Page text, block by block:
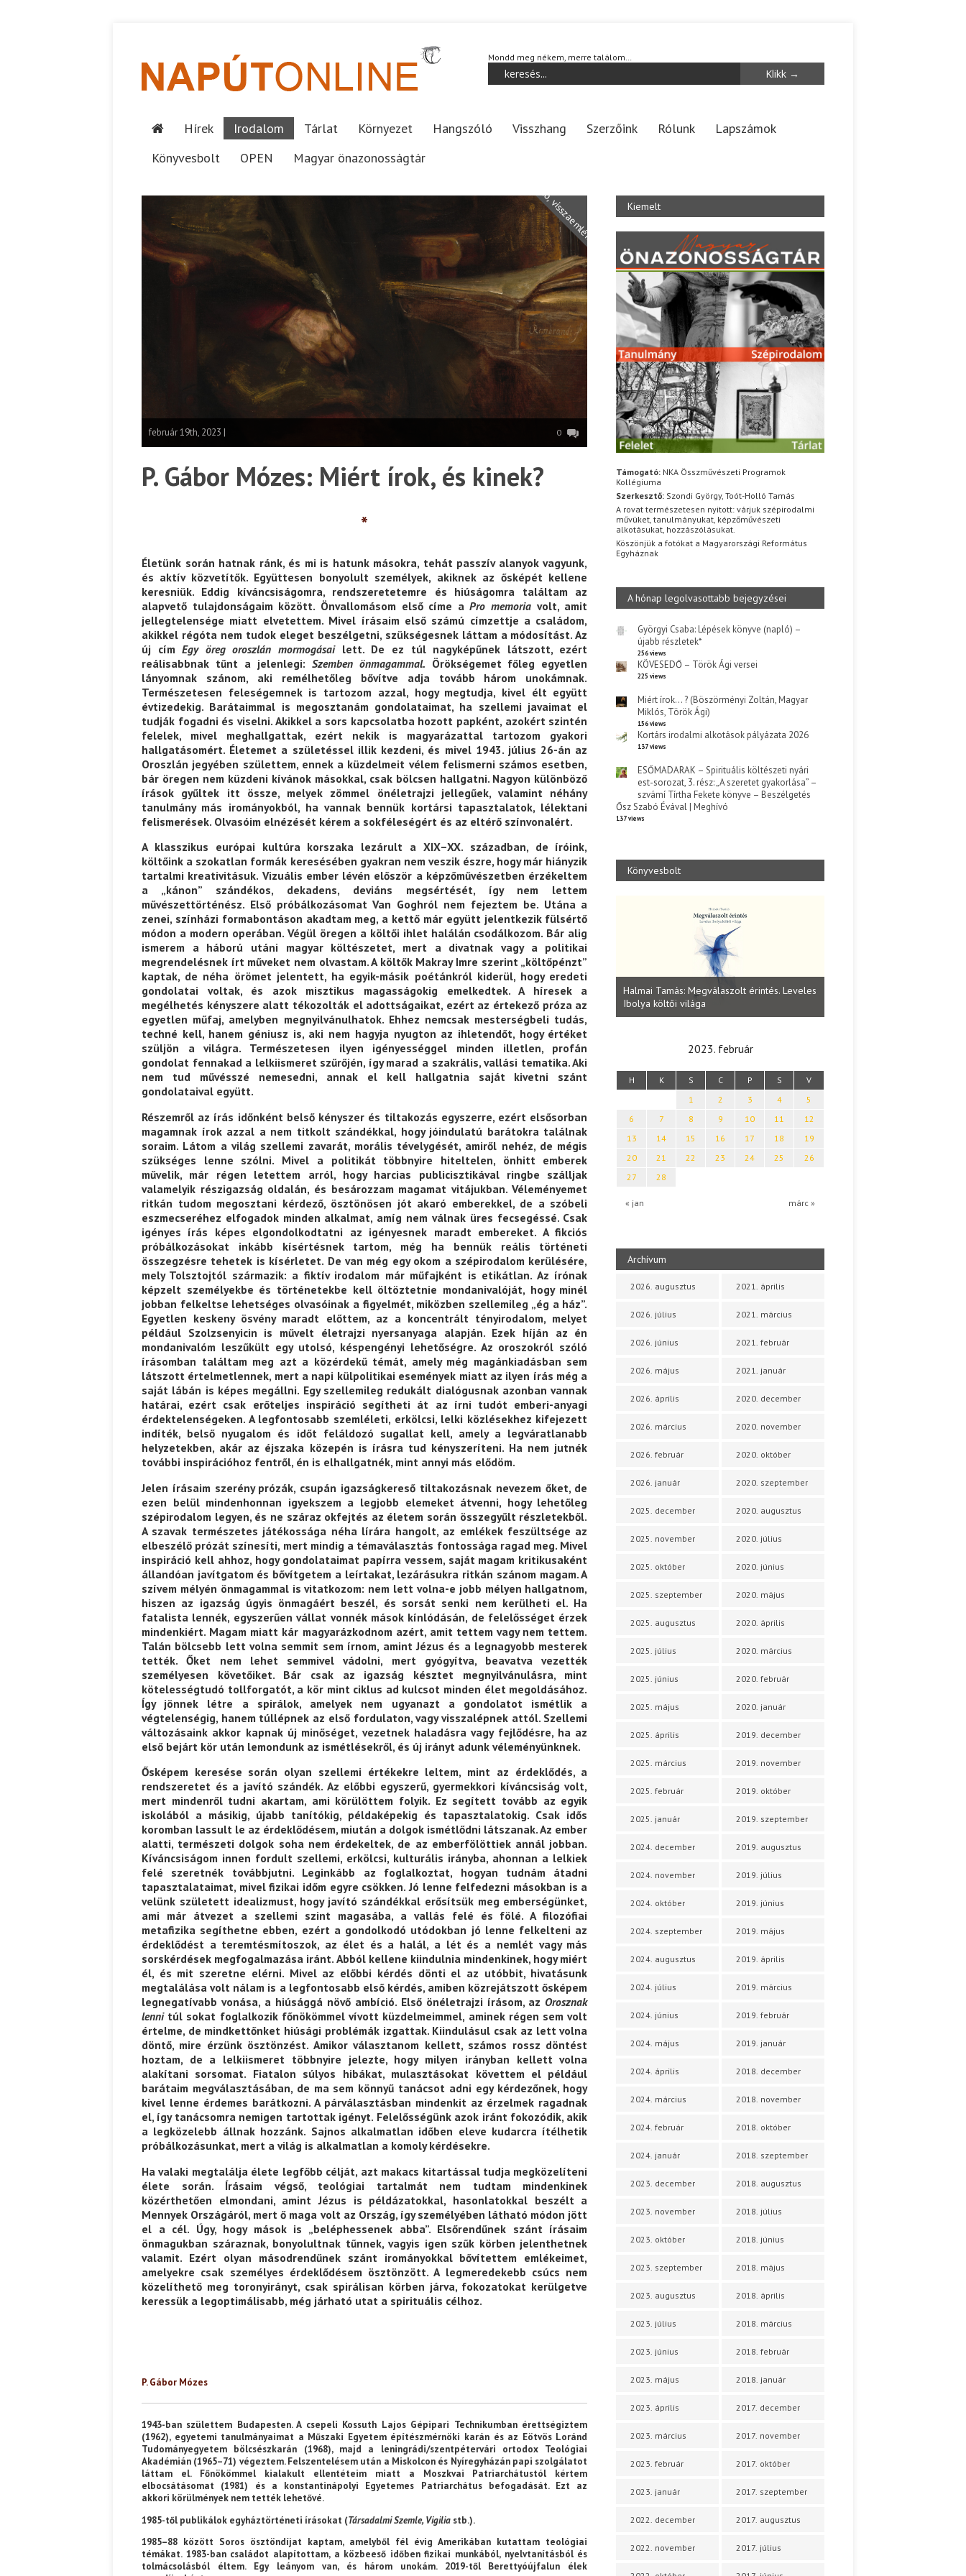
Mondd meg nékem, merre találom…
Hírek Irodalom Tárlat Környezet Hangszóló Visszhang Szerzőink Rólunk
Lapszámok
Könyvesbolt
OPEN Magyar önazonosságtár
Napló, visszaemlékezés
február 19th, 2023 | 0
P. Gábor Mózes: Miért írok, és kinek?
*
Életünk során hatnak ránk, és mi is hatunk másokra, tehát passzív alanyok vagyunk,
és aktív közvetítők. Együttesen bonyolult személyek, akiknek az ősképét kellene
keresniük. Eddig kíváncsiságomra, rendszeretetemre és hiúságomra találtam az
alapvető tulajdonságaim között. Önvallomásom első címe aPro memoria volt, amit
jellegtelensége miatt elvetettem. Mivel írásaim első számú címzettje a családom,
akikkel régóta nem tudok eleget beszélgetni, szükségesnek láttam a módosítást. Az
új címEgy öreg oroszlán mormogásailett. De ez túl nagyképűnek látszott, ezért
reálisabbnak tűnt a jelenlegi: Szemben önmagammal. Örökségemet főleg egyetlen
lányomnak szánom, aki remélhetőleg bővítve adja tovább három unokámnak.
Természetesen feleségemnek is tartozom azzal, hogy megtudja, kivel élt együtt
évtizedekig. Barátaimmal is megosztanám gondolataimat, ha szellemi javaimat el
tudják fogadni és viselni. Akikkel a sors kapcsolatba hozott papként, azokért szintén
felelek, mivel meghallgattak, ezért nekik is magyarázattal tartozom gyakori
hallgatásomért. Életemet a születéssel illik kezdeni, és mivel 1943. július 26-án az
Oroszlán jegyében születtem, ennek a küzdelmeit vélem felismerni számos esetben,
bár öregen nem küzdeni kívánok másokkal, csak bölcsen hallgatni. Nagyon különböző
írások gyűltek itt össze, melyek zömmel önéletrajzi jellegűek, valamint néhány
tanulmány más irományokból, ha vannak bennük kortársi tapasztalatok, lélektani
felismerések. Olvasóim elnézését kérem a sokféleségért és az eltérő színvonalért.
A klasszikus európai kultúra korszaka lezárult a XIX–XX. században, de íróink,
költőink a szokatlan formák keresésében gyakran nem veszik észre, hogy már hiányzik
tartalmi kreativitásuk. Vizuális ember lévén először a képzőművészetben érzékeltem
a „kánon” szándékos, dekadens, deviáns megsértését, így nem lettem
művészettörténész. Első próbálkozásomat Van Goghról nem fejeztem be. Utána a
zenei, színházi formabontáson akadtam meg, a kettő már együtt jelentkezik fülsértő
módon a modern operában. Végül öregen a költői ihlet halálán csodálkozom. Bár alig
ismerem a háború utáni magyar költészetet, mert a divatnak vagy a politikai
megrendelésnek írt műveket nem olvastam. A költők Makray Imre szerint „költőpénzt”
kaptak, de néha örömet jelentett, ha egyik-másik poétánkról kiderül, hogy eredeti
gondolatai voltak, és azok misztikus magasságokig emelkedtek. A híresek a
megélhetés kényszere alatt tékozolták el adottságaikat, ezért az értekező próza az
egyetlen műfaj, amelyben megnyilvánulhatok. Ehhez nemcsak mesterségbeli tudás,
techné kell, hanem géniusz is, aki nem hagyja nyugton az ihletendőt, hogy értéket
szüljön a világra. Természetesen ilyen igényességgel minden illetlen, profán
gondolat fennakad a lelkiismeret szűrőjén, így marad a szakrális, vallási tematika. Aki
nem tud művésszé nemesedni, annak el kell hallgatnia saját kivetni szánt
gondolataival együtt.
Részemről az írás időnként belső kényszer és tiltakozás egyszerre, ezért elsősorban
magamnak írok azzal a nem titkolt szándékkal, hogy jóindulatú barátokra találnak
soraim. Látom a világ szellemi zavarát, morális tévelygését, amiről nehéz, de mégis
szükséges lenne szólni. Mivel a politikát többnyire hiteltelen, önhitt emberek
művelik, már régen letettem arról, hogy harcias publicisztikával ringbe szálljak
valamelyik részigazság oldalán, és besározzam magamat vitájukban. Véleményemet
ritkán tudom megosztani kérdező, ösztönösen jót akaró emberekkel, de a szóbeli
eszmecseréhez elfogadok minden alkalmat, amíg nem válnak üres fecsegéssé. Csak
igényes írás képes elgondolkodtatni az igényesnek maradt embereket. A fikciós
próbálkozásokat inkább kísértésnek tartom, még ha bennük reális történeti
összegzésre tehetek is kísérletet. De van még egy okom a szépirodalom kerülésére,
mely Tolsztojtól származik: a fiktív irodalom már műfajként is etikátlan. Az írónak
képzelt személyekbe és történetekbe kell öltöztetnie mondanivalóját, hogy minél
jobban felkeltse lehetséges olvasóinak a figyelmét, miközben szellemileg „ég a ház”.
Egyetlen keskeny ösvény maradt előttem, az a koncentrált tényirodalom, melyet
például Szolzsenyicin is művelt életrajzi nyersanyaga alapján. Ezek híján az én
mondanivalóm leszűkült egy utolsó, késpengényi lehetőségre. Az oroszokról szóló
írásomban találtam meg azt a közérdekű témát, amely még magánkiadásban sem
látszott értelmetlennek, mert a napi külpolitikai események miatt az ilyen írás még a
saját lábán is képes megállni. Egy szellemileg redukált dialógusnak azonban vannak
határai, ezért csak erőteljes inspiráció segítheti át az írni tudót emberi-anyagi
érdektelenségeken. A legfontosabb szemléleti, erkölcsi, lelki közlésekhez kifejezett
indíték, belső nyugalom és időt feláldozó sugallat kell, amely a legváratlanabb
helyzetekben, akár az éjszaka közepén is írásra tud kényszeríteni. Ha nem jutnék
további inspirációhoz fentről, én is elhallgatnék, mint annyi más elődöm.
Jelen írásaim szerény prózák, csupán igazságkereső tiltakozásnak nevezem őket, de
ezen belül mindenhonnan igyekszem a legjobb elemeket átvenni, hogy lehetőleg
szépirodalom legyen, és ne száraz okfejtés az életem során összegyűlt részletekből.
A szavak természetes játékossága néha lírára hangolt, az emlékek feszültsége az
elbeszélő prózát színesíti, mert mindig a témaválasztás fontossága ragad meg. Mivel
inspiráció kell ahhoz, hogy gondolataimat papírra vessem, saját magam kritikusaként
állandóan javítgatom és bővítgetem a leírtakat, lezárásukra ritkán szánom magam. A
szívem mélyén önmagammal is vitatkozom: nem lett volna-e jobb mélyen hallgatnom,
hiszen az igazság úgyis önmagáért beszél, és sorsát senki nem kerülheti el. Ha
fatalista lennék, egyszerűen vállat vonnék mások kínlódásán, de felelősséget érzek
mindenkiért. Magam miatt kár magyarázkodnom azért, amit tettem vagy nem tettem.
Talán bölcsebb lett volna semmit sem írnom, amint Jézus és a legnagyobb mesterek
tették. Őket nem lehet semmivel vádolni, mert gyógyítva, beavatva vezették
személyesen követőiket. Bár csak az igazság késztet megnyilvánulásra, mint
kötelességtudó tollforgatót, a kör mint ciklus ad kulcsot minden élet megoldásához.
Így jönnek létre a spirálok, amelyek nem ugyanazt a gondolatot ismétlik a
végtelenségig, hanem túllépnek az első fordulaton, vagy visszalépnek attól. Szellemi
változásaink akkor kapnak új minőséget, vezetnek haladásra vagy fejlődésre, ha az
első bejárt kör után lemondunk az ismétlésekről, és új irányt adunk véleményünknek.
Ősképem keresése során olyan szellemi értékekre leltem, mint az érdeklődés, a
rendszeretet és a javító szándék. Az előbbi egyszerű, gyermekkori kíváncsiság volt,
mert mindenről tudni akartam, ami körülöttem folyik. Ez segített tovább az egyik
iskolából a másikig, újabb tanítókig, példaképekig és tapasztalatokig. Csak idős
koromban lassult le az érdeklődésem, miután a dolgok ismétlődni látszanak. Az ember
alatti, természeti dolgok soha nem érdekeltek, de az emberfölöttiek annál jobban.
Kíváncsiságom innen fordult szellemi, erkölcsi, kulturális irányba, ahonnan a lelkiek
felé szeretnék továbbjutni. Leginkább az foglalkoztat, hogyan tudnám átadni
tapasztalataimat, mivel fizikai időm egyre csökken. Jó lenne felfedezni másokban is a
velünk született idealizmust, hogy javító szándékkal erősítsük meg emberségünket,
ami már átvezet a szellemi szint magasába, a vallás felé és fölé. A filozófiai
metafizika segíthetne ebben, ezért a gondolkodó utódokban jó lenne felkelteni az
érdeklődést a teremtésmítoszok, az élet és a halál, a lét és a nemlét vagy más
sorskérdések megfogalmazása iránt. Abból kellene kiindulnia mindenkinek, hogy miért
él, és mit szeretne elérni. Mivel az előbbi kérdés dönti el az utóbbit, hivatásunk
megtalálása volt nálam is a legfontosabb első kérdés, amiben közrejátszott ősképem
legnegatívabb vonása, a hiúsággá növő ambíció. Első önéletrajzi írásom, az Orosznak
lennitúl sokat foglalkozik főnökömmel vívott küzdelmeimmel, aminek régen sem volt
értelme, de mindkettőnket hiúsági problémák izgattak. Kiindulásul csak az lett volna
döntő, mire érzünk ösztönzést. Amikor választanom kellett, számos rossz döntést
hoztam, de a lelkiismeret többnyire jelezte, hogy milyen irányban kellett volna
alakítani sorsomat. Fiatalon súlyos hibákat, mulasztásokat követtem el például
barátaim megválasztásában, de ma sem könnyű tanácsot adni egy kérdezőnek, hogy
kivel lenne érdemes barátkozni. A párválasztásban mindenkit az érzelmek ragadnak
el, így tanácsomra nemigen tartottak igényt. Felelősségünk azok iránt fokozódik, akik
a legközelebb állnak hozzánk. Sajnos alkalmatlan időben eleve kudarcra ítélhetik
próbálkozásunkat, mert a világ is alkalmatlan a komoly kérdésekre.
Ha valaki megtalálja élete legfőbb célját, azt makacs kitartással tudja megközelíteni
élete során. Írásaim végső, teológiai tartalmát nem tudtam mindenkinek
közérthetően elmondani, amint Jézus is példázatokkal, hasonlatokkal beszélt a
Mennyek Országáról, mert ő maga volt az Ország, így személyében látható módon jött
el a cél. Úgy, hogy mások is „beléphessenek abba”. Elsőrendűnek szánt írásaim
önmagukban száraznak, bonyolultnak tűnnek, vagyis igen szűk körben jelenthetnek
valamit. Ezért olyan másodrendűnek szánt irományokkal bővítettem emlékeimet,
amelyekre csak személyes érdeklődésem ösztönzött. A legmeredekebb csúcs nem
közelíthető meg toronyirányt, csak spirálisan körben járva, fokozatokat kerülgetve
keressük a legoptimálisabb, még járható utat a spirituális célhoz.
P. Gábor Mózes
1943-ban születtem Budapesten. A csepeli Kossuth Lajos Gépipari Technikumban érettségiztem
(1962), egyetemi tanulmányaimat a Műszaki Egyetem építészmérnöki karán és az Eötvös Loránd
Tudományegyetem bölcsészkarán (1968), majd a leningrádi/szentpétervári ortodox Teológiai
Akadémián (1965–71) végeztem. Felszentelésem után a Miskolcon és Nyíregyházán papi szolgálatot
láttam el. Főnökömmel kialakult ellentéteim miatt a Moszkvai Patriarchátustól kértem
elbocsátásomat (1981) és a konstantinápolyi Egyetemes Patriarchátus befogadását. Ezt az
akkori körülmények nem tették lehetővé.
1985-től publikálok egyháztörténeti írásokat (Társadalmi Szemle, Vigilia stb.).
1985–88 között Soros ösztöndíjat kaptam, amelyből fél évig Amerikában kutattam teológiai
témákat. 1983-ban családot alapítottam, a közbeeső időben fizikai munkából, nyelvtanításból és
tolmácsolásból éltem. Egy leányom van, és három unokám. 2019-től Berettyóújfalun élek
Kiemelt
Támogató: NKA Összművészeti Programok
Kollégiuma
Szerkesztő: Szondi György, Toót-Holló Tamás
A rovat természetesen nyitott: várjuk szépirodalmi
művüket, tanulmányukat, képzőművészeti
alkotásukat, hozzászólásukat.
Köszönjük a fotókat a Magyarországi Református
Egyháznak
A hónap legolvasottabb bejegyzései
Györgyi Csaba: Lépések könyve (napló) –
újabb részletek*
256 views
KÖVESEDŐ – Török Ági versei
225 views
Miért írok… ? (Böszörményi Zoltán, Magyar
Miklós, Török Ági)
156 views
Kortárs irodalmi alkotások pályázata 2026
137 views
ESŐMADARAK – Spirituális költészeti nyári
est-sorozat, 3. rész: „A szeretet gyakorlása” –
szvámí Tírtha Fekete könyve – Beszélgetés
Ősz Szabó Évával | Meghívó
137 views
Könyvesbolt
Káplán Géza: Erotikai kalauz
Parvathy Baul: A NAGY LELKEK DALAI.
Bevezetés a bául ösvénybe (Fordította:
Rideg Zsófia)
Halmai Tamás: Megválaszolt érintés. Leveles
Ibolya költői világa
2023. február
H K S C P S V
« jan márc »
1 2 3 4
5
6
7 8 9 10 11
12
13
14 15 16 17 18
19
20
21 22 23 24 25
26
27
28
Archívum
2026. augusztus
2026. július
2026. június
2026. május
2026. április
2026. március
2026. február
2026. január
2025. december
2025. november
2025. október
2025. szeptember
2025. augusztus
2025. július
2025. június
2025. május
2025. április
2025. március
2025. február
2025. január
2024. december
2024. november
2024. október
2024. szeptember
2024. augusztus
2024. július
2024. június
2024. május
2024. április
2024. március
2024. február
2024. január
2023. december
2023. november
2023. október
2023. szeptember
2023. augusztus
2023. július
2023. június
2023. május
2023. április
2023. március
2023. február
2023. január
2022. december
2022. november
2021. április
2021. március
2021. február
2021. január
2020. december
2020. november
2020. október
2020. szeptember
2020. augusztus
2020. július
2020. június
2020. május
2020. április
2020. március
2020. február
2020. január
2019. december
2019. november
2019. október
2019. szeptember
2019. augusztus
2019. július
2019. június
2019. május
2019. április
2019. március
2019. február
2019. január
2018. december
2018. november
2018. október
2018. szeptember
2018. augusztus
2018. július
2018. június
2018. május
2018. április
2018. március
2018. február
2018. január
2017. december
2017. november
2017. október
2017. szeptember
2017. augusztus
2017. július